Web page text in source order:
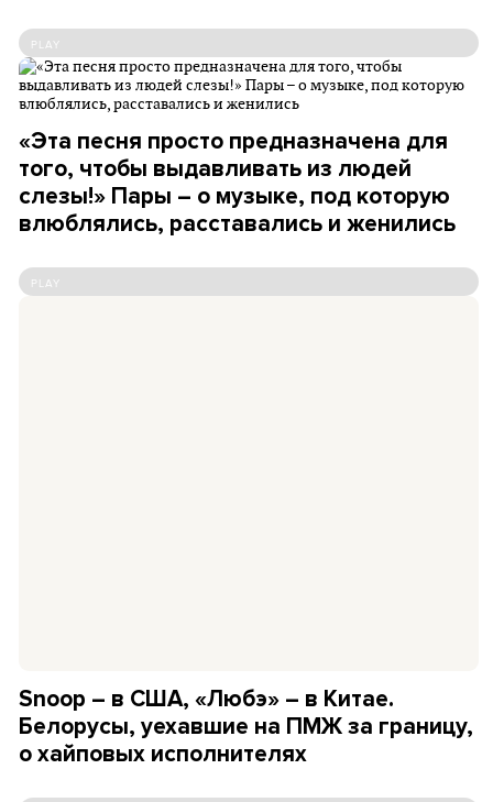
PLAY
«Эта песня просто предназначена для
того, чтобы выдавливать из людей
слезы!» Пары – о музыке, под которую
влюблялись, расставались и женились
PLAY
Snoop – в США, «Любэ» – в Китае.
Белорусы, уехавшие на ПМЖ за границу,
о хайповых исполнителях